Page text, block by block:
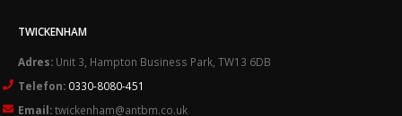
TWICKENHAM
Adres: Unit 3, Hampton Business Park, TW13 6DB
Telefon: 0330-8080-451
Email:twickenham@antbm.co.uk